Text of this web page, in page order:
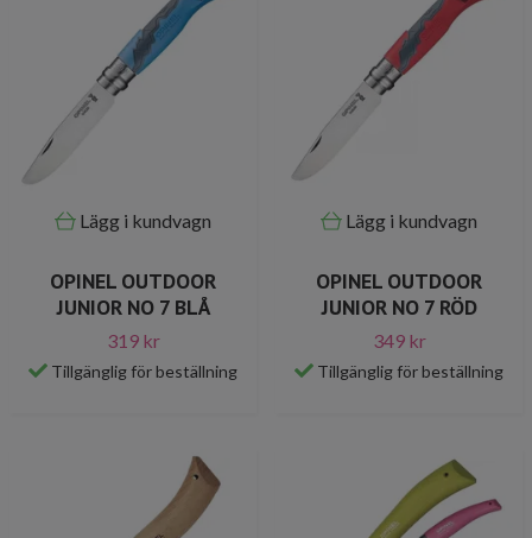
Lägg i kundvagn
OPINEL OUTDOOR
JUNIOR NO 7 BLÅ
319 kr
Tillgänglig för beställning
Lägg i kundvagn
OPINEL OUTDOOR
JUNIOR NO 7 RÖD
349 kr
Tillgänglig för beställning